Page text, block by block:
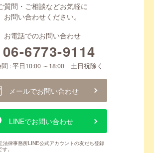
質問・ご相談などお気軽に
お問い合わせください。
お電話でのお問い合わせ
06-6773-9114
: 平日10:00 ～18:00 土日祝除く
メールでお問い合わせ
LINEでお問い合わせ
法律事務所LINE公式アカウントの友だち登録
。